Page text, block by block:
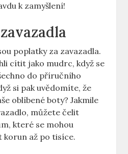
k zamyšlení!
poplatky za zavazadla.
cítit jako mudrc, když se
do příručního
si pak uvědomíte, že
oblíbené boty? Jakmile
můžete čelit
které se mohou
korun až po tisíce.